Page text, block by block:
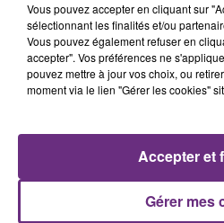
Vous pouvez accepter en cliquant sur
sélectionnant les finalités et/ou
Vous pouvez également refuser en
accepter". Vos préférences ne
pouvez mettre à jour vos choix, ou
moment via le lien "Gérer les cookies"
Gérer mes
Accepter et